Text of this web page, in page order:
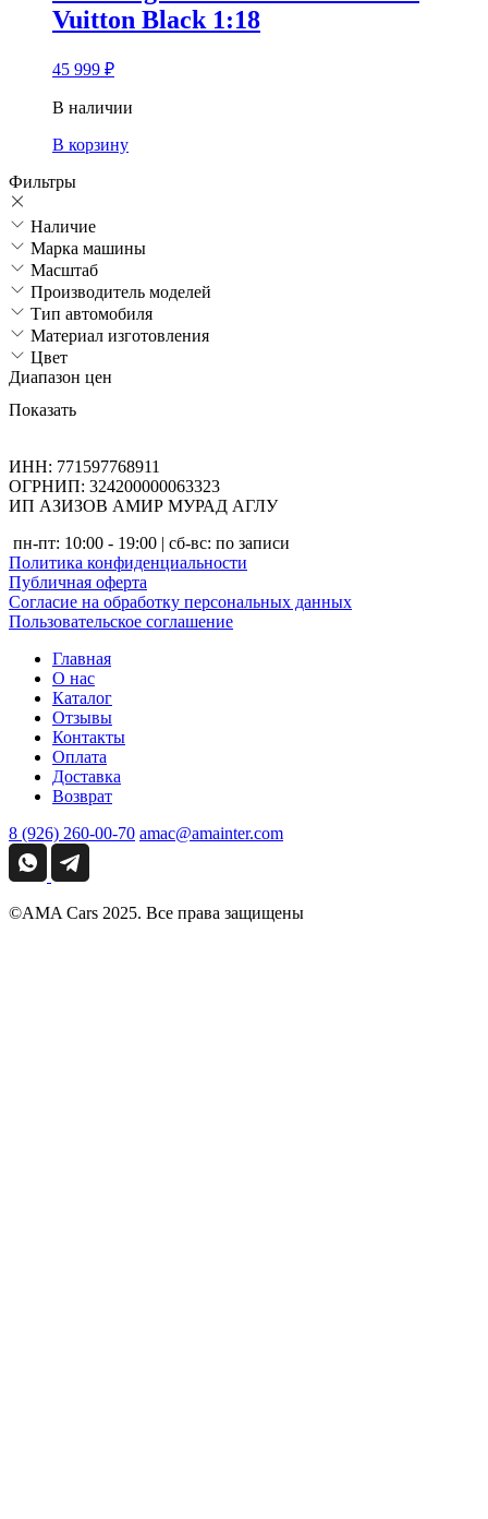
Vuitton Black 1:18
45 999 ₽
В наличии
В корзину
Фильтры
Наличие
Марка машины
Масштаб
Производитель моделей
Тип автомобиля
Материал изготовления
Цвет
Диапазон цен
Показать
ИНН: 771597768911
ОГРНИП: 324200000063323
ИП АЗИЗОВ АМИР МУРАД АГЛУ
пн-пт: 10:00 - 19:00 | сб-вс: по записи
Политика конфиденциальности
Публичная оферта
Согласие на обработку персональных данных
Пользовательское соглашение
Главная
О нас
Каталог
Отзывы
Контакты
Оплата
Доставка
Возврат
8 (926) 260-00-70 amac@amainter.com
©AMA Cars 2025. Все права защищены